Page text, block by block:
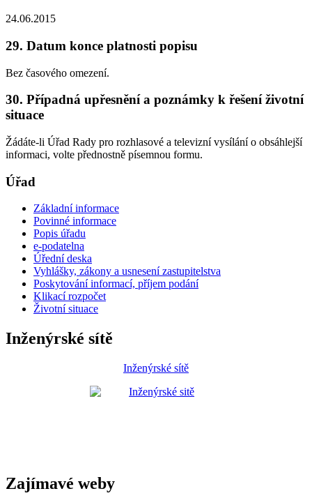
24.06.2015
29. Datum konce platnosti popisu
Bez časového omezení.
30. Případná upřesnění a poznámky k řešení životní
situace
Žádáte-li Úřad Rady pro rozhlasové a televizní vysílání o obsáhlejší
informaci, volte přednostně písemnou formu.
Úřad
Základní informace
Povinné informace
Popis úřadu
e-podatelna
Úřední deska
Vyhlášky, zákony a usnesení zastupitelstva
Poskytování informací, příjem podání
Klikací rozpočet
Životní situace
Inženýrské sítě
Inženýrské sítě
Zajímavé weby